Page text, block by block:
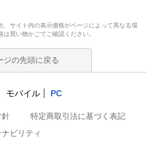
サイト内の表示価格がページによって異なる場
買い物かごでご確認ください。
ジの先頭に戻る
モバイル PC
針
特定商取引法に基づく表記
ビリティ